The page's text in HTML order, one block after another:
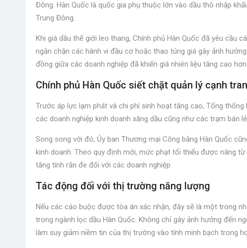
Đông. Hàn Quốc là quốc gia phụ thuộc lớn vào dầu thô nhập
Trung Đông.
Khi giá dầu thế giới leo thang, Chính phủ Hàn Quốc đã yêu
ngăn chặn các hành vi đầu cơ hoặc thao túng giá gây ảnh
đồng giữa các doanh nghiệp đã khiến giá nhiên liệu tăng cao
Chính phủ Hàn Quốc siết chặt quản lý cạnh
Trước áp lực lạm phát và chi phí sinh hoạt tăng cao, Tổng
các doanh nghiệp kinh doanh xăng dầu cũng như các trạm bán
Song song với đó, Ủy ban Thương mại Công bằng Hàn Quốc
kinh doanh. Theo quy định mới, mức phạt tối thiểu được nâng
tăng tính răn đe đối với các doanh nghiệp.
Tác động đối với thị trường năng lượng
Nếu các cáo buộc được tòa án xác nhận, đây sẽ là một trong
trong ngành lọc dầu Hàn Quốc. Không chỉ gây ảnh hưởng đến
làm suy giảm niềm tin của thị trường vào tính minh bạch trong